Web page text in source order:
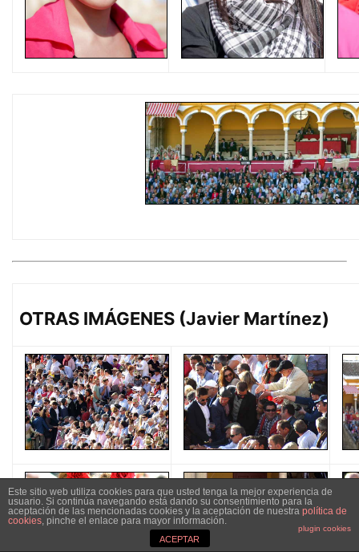
OTRAS IMÁGENES (Javier Martínez)
Este sitio web utiliza cookies para que usted tenga la mejor experiencia de
usuario. Si continúa navegando está dando su consentimiento para la
aceptación de las mencionadas cookies y la aceptación de nuestra política de
cookies, pinche el enlace para mayor información.
plugin cookies
ACEPTAR